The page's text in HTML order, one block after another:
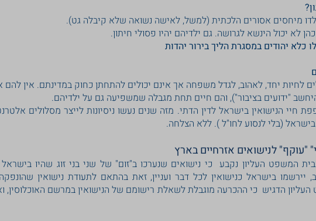
מיחסים אסורים הלכתית (למשל, לאישה נשואה שלא קיבלה גט).
לא יכול הינשא לגרושה. גם ילדיהם יהיו פסולי חיתון.
כלא יהודים במסגרת הליך בירור יהדות
לחיות יחד, לאהוב, לגדל משפחה אך אינם יכולים להתחתן כחוק במדינתם. אין
"ידועים בציבור"), והם חיים תחת מגבלה שמשפיעה גם על ילדיהם.
חיי הנישואין בישראל לדין הדתי. מזה שנים נעשו ניסיונות לייצר מסלולים
(בלי לנסוע לחו"ל ). ללא הצלחה.
"עוקף" לנישואים אזרחיים בארץ
המשפט העליון נקבע כי נישואים שנערכו ב"זום" של שני בני זוג שהיו בישראל
יירשמו בישראל כנישואין לכל דבר ועניין, זאת בהתאם לתעודת נישואין
הדגיש כי ההכרעה מוגבלת לשאלת רישומם של הנישואין במרשם האוכלוסין,